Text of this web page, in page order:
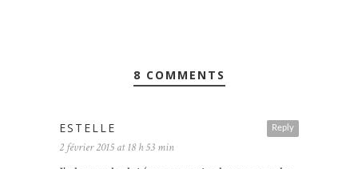
8 COMMENTS
Reply
ESTELLE
2 février 2015 at 18 h 53 min